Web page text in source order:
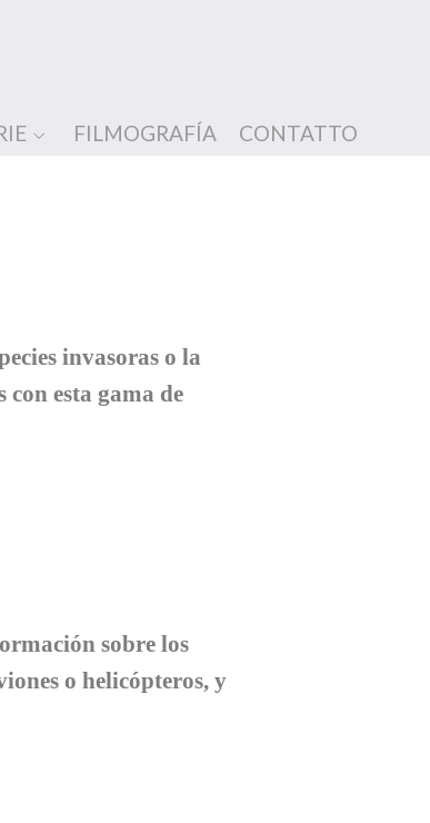
FILMOGRAFÍA CONTATTO
invasoras o la
esta gama de
sobre los
o helicópteros, y